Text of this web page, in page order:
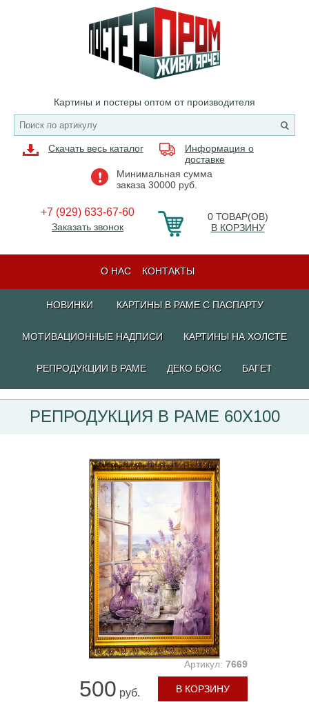
Картины и постеры оптом от производителя
Скачать весь каталог
Информация о
доставке
Минимальная сумма
заказа 30000 руб.
+7 (929) 633-67-60
Заказать звонок
0ТОВАР(ОВ)
В КОРЗИНУ
О НАС КОНТАКТЫ
НОВИНКИ КАРТИНЫ В РАМЕ С ПАСПАРТУ
МОТИВАЦИОННЫЕ НАДПИСИ КАРТИНЫ НА ХОЛСТЕ
РЕПРОДУКЦИИ В РАМЕ ДЕКО БОКС БАГЕТ
РЕПРОДУКЦИЯ В РАМЕ 60Х100
Артикул: 7669
500 руб. В КОРЗИНУ